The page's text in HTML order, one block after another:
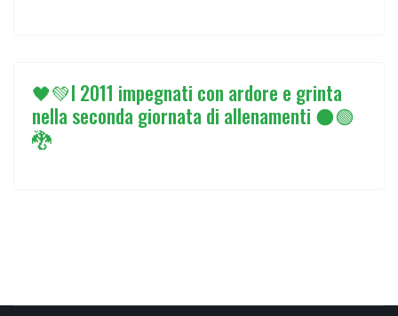
🖤💚I 2011 impegnati con ardore e grinta
nella seconda giornata di allenamenti ⚫🟢
🐉